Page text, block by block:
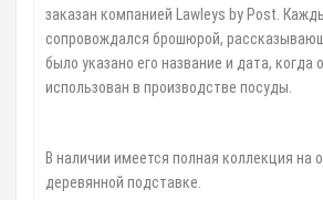
заказан компанией Lawleys by Post.
сопровождался брошюрой,
было указано его название и дата, когда
использован в производстве посуды.
В наличии имеется полная коллекция на
деревянной подставке.